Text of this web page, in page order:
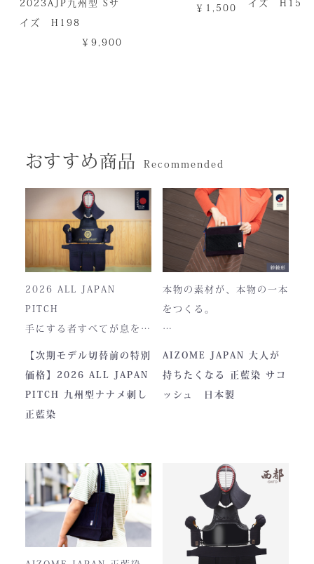
2023AJP九州型 Sサ
イズ H198
￥9,900
￥1,500
イズ H153
おすすめ商品 Recommended
2026 ALL JAPAN
PITCH
手にする者すべてが息をの
む、現代剣道具の頂点。一
度着けた者にしかわからな
い、“本物”の存在感。ALL
JAPAN PITCHは、全国の
堅牢さ、美しい造形、そし
て驚くほどの機動力。実戦
に必要な「守り」と「動
き」を極限まで高めたこの
一式は、まさに現代剣道具
【次期モデル切替前の特別
価格】2026 ALL JAPAN
PITCH 九州型ナナメ刺し
正藍染
本物の素材が、本物の一本
をつくる。
本製品は、日本が誇る伝統
素材「正藍染生地」を使用
し、熊本の製作拠点にて一
正藍染ならではの深みある
色合いは、使い込むほどに
風合いが増し、唯一無二の
AIZOME JAPAN 大人が
持ちたくなる 正藍染 サコ
ッシュ 日本製